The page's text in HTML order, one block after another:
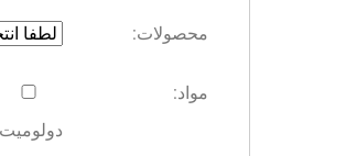
محصولات:
مواد:
دولومیت